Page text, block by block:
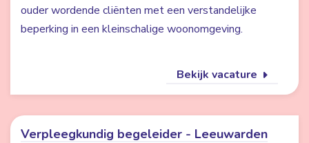
ouder wordende cliënten met een verstandelijke
beperking in een kleinschalige woonomgeving.
Bekijk vacature
Verpleegkundig begeleider - Leeuwarden